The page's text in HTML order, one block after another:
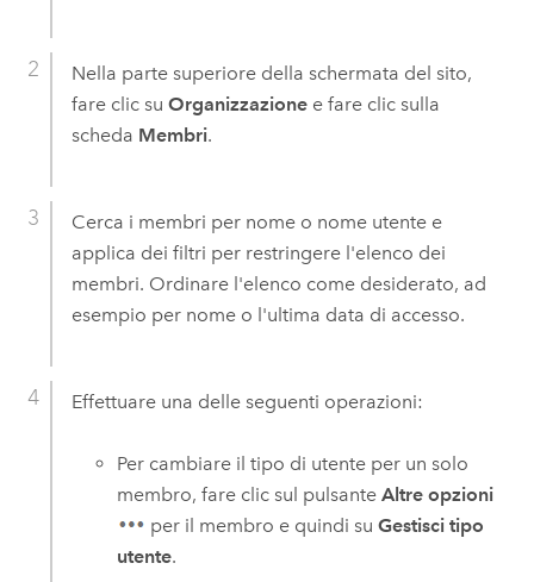
Nella parte superiore della schermata del sito,
fare clic su Organizzazionee fare clic sulla
scheda Membri.
Cerca i membri per nome o nome utente e
applica dei filtri per restringere l'elenco dei
membri. Ordinare l'elenco come desiderato, ad
esempio per nome o l'ultima data di accesso.
Effettuare una delle seguenti operazioni:
Per cambiare il tipo di utente per un solo
membro, fare clic sul pulsanteAltre opzioni
per il membro e quindi suGestisci tipo
utente.